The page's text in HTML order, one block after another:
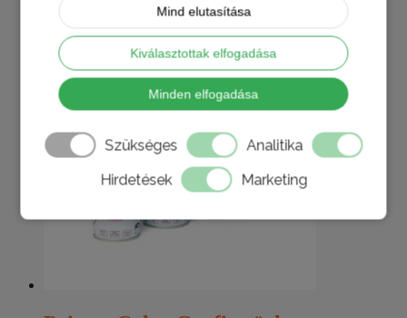
Mind elutasítása
Kiválasztottak elfogadása
Minden elfogadása
Szükséges
Analitika
Hirdetések
Marketing